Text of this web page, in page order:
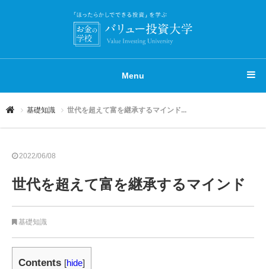
Menu
基礎知識 世代を超えて富を継承するマインド...
2022/06/08
世代を超えて富を継承するマインド
基礎知識
Contents [hide]